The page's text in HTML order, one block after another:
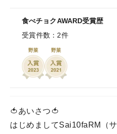
食べチョクAWARD受賞歴
受賞件数：2件
野菜 野菜
🍅あいさつ🍅
はじめましてSai10faRM（